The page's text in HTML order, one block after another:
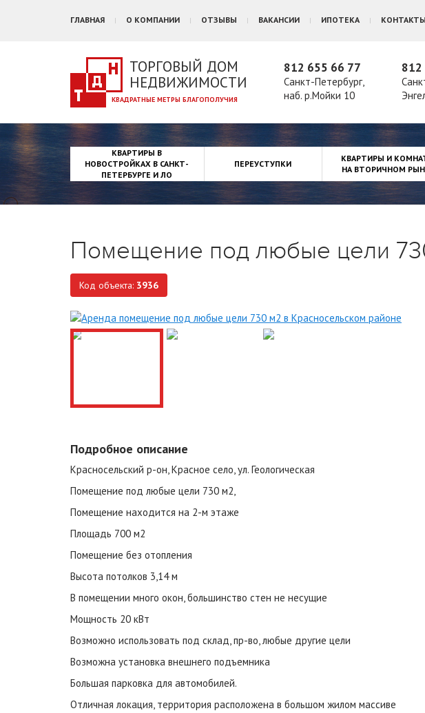
ГЛАВНАЯ О КОМПАНИИ ОТЗЫВЫ ВАКАНСИИ ИПОТЕКА КОНТАКТЫ
ТОРГОВЫЙ ДОМ
НЕДВИЖИМОСТИ
812 655 66 77
Санкт-Петербург,
наб. р.Мойки 10
КВАРТИРЫ В
НОВОСТРОЙКАХ В САНКТ-
ПЕТЕРБУРГЕ И ЛО
ПЕРЕУСТУПКИ
КВАРТИРЫ И
НА ВТОРИЧНОМ
Помещение под любые цели
Код объекта: 3936
Подробное описание
Красносельский р-он, Красное село, ул. Геологическая
Помещение под любые цели 730 м2,
Помещение находится на 2-м этаже
Площадь 700 м2
Помещение без отопления
Высота потолков 3,14 м
В помещении много окон, большинство стен не несущие
Мощность 20 кВт
Возможно использовать под склад, пр-во, любые другие цели
Возможна установка внешнего подъемника
Большая парковка для автомобилей.
Отличная локация, территория расположена в большом жилом массиве